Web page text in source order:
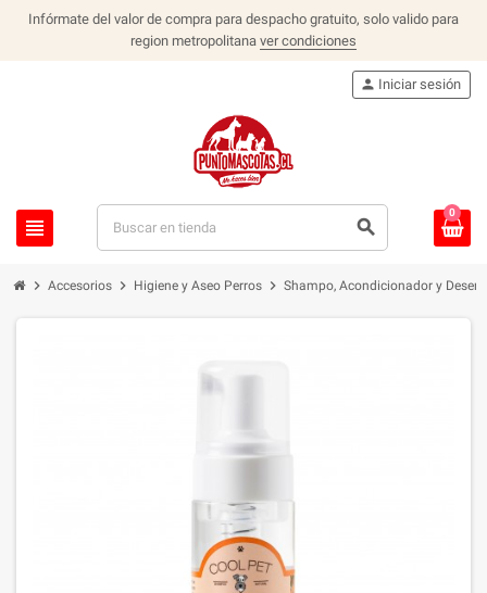
Infórmate del valor de compra para despacho gratuito, solo valido para
region metropolitana ver condiciones
view_headline search
person Iniciar sesión
0
chevron_right Accesorios chevron_right Higiene y Aseo Perros chevron_right Shampo, Acondicionador y